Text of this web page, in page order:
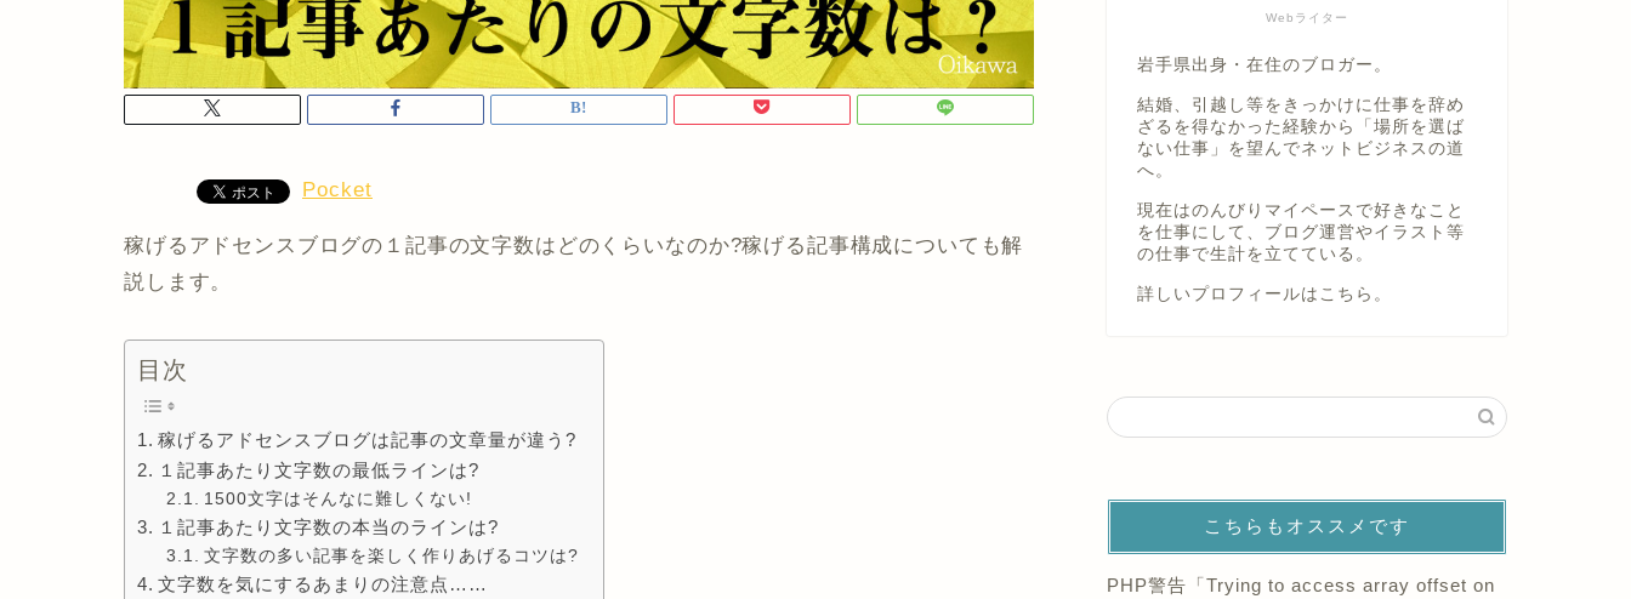
Pocket
稼げるアドセンスブログの１記事の文字数はどのくらいなのか?稼げる記事構成についても解
説します。
目次
稼げるアドセンスブログは記事の文章量が違う?
１記事あたり文字数の最低ラインは?
1500文字はそんなに難しくない!
１記事あたり文字数の本当のラインは?
文字数の多い記事を楽しく作りあげるコツは?
文字数を気にするあまりの注意点……
Webライター
岩手県出身・在住のブロガー。
結婚、引越し等をきっかけに仕事を辞め
ざるを得なかった経験から「場所を選ば
ない仕事」を望んでネットビジネスの道
へ。
現在はのんびりマイペースで好きなこと
を仕事にして、ブログ運営やイラスト等
の仕事で生計を立てている。
詳しいプロフィールは こちら。
こちらもオススメです
PHP警告「Trying to access array offset on